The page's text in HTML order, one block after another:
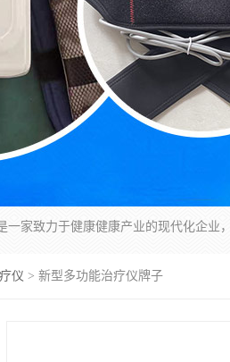
仪 > 新型多功能治疗仪牌子